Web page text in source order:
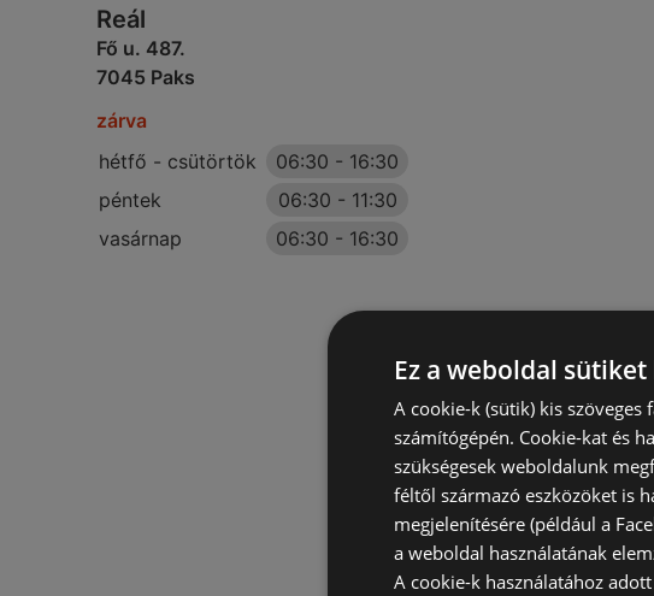
Reál
Fő u. 487.
7045 Paks
zárva
hétfő - csütörtök
06:30 - 16:30
péntek
06:30 - 11:30
vasárnap
06:30 - 16:30
Ez a weboldal sütiket
A cookie-k (sütik) kis
számítógépén. Cookie-kat és
szükségesek weboldalunk
féltől származó eszközöket is
megjelenítésére (például a
a weboldal használatának
A cookie-k használatához